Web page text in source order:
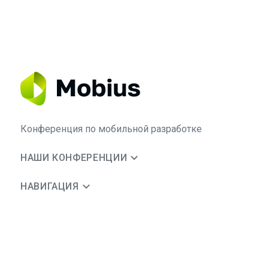
Конференция по мобильной разработке
НАШИ КОНФЕРЕНЦИИ
НАВИГАЦИЯ